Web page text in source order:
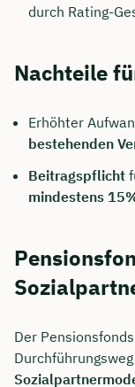
durch Rating-
Nachteile
Erhöhter
bestehenden
Beitragspflicht
mindestens
Der